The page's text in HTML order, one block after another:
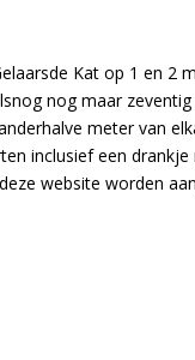
Kat op 1 en 2
nog maar
meter van
inclusief een
website worden